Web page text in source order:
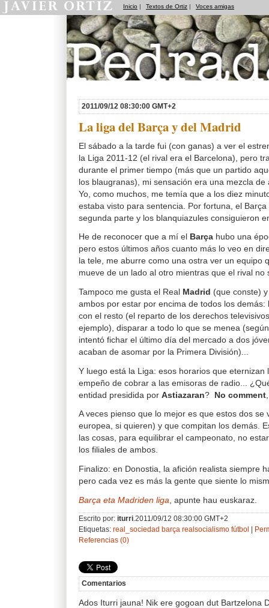
Inicio | Textos de Ortiz | Voces amigas
2011/09/12 08:30:00 GMT+2
La liga del Barça y del Madrid
El sábado a la tarde fui (con ganas) a ver el
la Liga 2011-12 (el rival era el Barcelona), pero
durante el primer tiempo (más que un partido
los blaugranas), mi sensación era una mezcla
Yo, como muchos, me temía que a los diez
estaba visto para sentencia. Por fortuna, el
segunda parte y los blanquiazules consiguieron
He de reconocer que a mí el Barça hubo una
pero estos últimos años cuanto más lo veo en
la tele, me aburre como una ostra ver un equipo
mueve de un lado al otro mientras que el rival no
Tampoco me gusta el Real Madrid (que conste)
ambos por estar por encima de todos los demás:
con el resto (el reparto de los derechos
ejemplo), disparar a todo lo que se menea
intentó fichar el último día del mercado a dos
acaban de asomar por la Primera División)...
Y luego está la Liga: esos horarios que eternizan
empeño de cobrar a las emisoras de radio...
entidad presidida por Astiazaran? No comment
A veces pienso que lo mejor es que estos dos se
europea, si quieren) y que compitan los demás.
las cosas, para equilibrar el campeonato, no
los filiales de ambos.
Finalizo: en Donostia, la afición realista siempre
pero cada vez es más la gente que siente lo
Barça eta Madriden liga , apunte hau euskaraz.
Escrito por: iturri .2011/09/12 08:30:00 GMT+2
Etiquetas: real_sociedad barça realsocialismo fútbol |
Referencias (0)
Comentarios
Ados Iturri jauna! Nik ere gogoan dut Bartzelona